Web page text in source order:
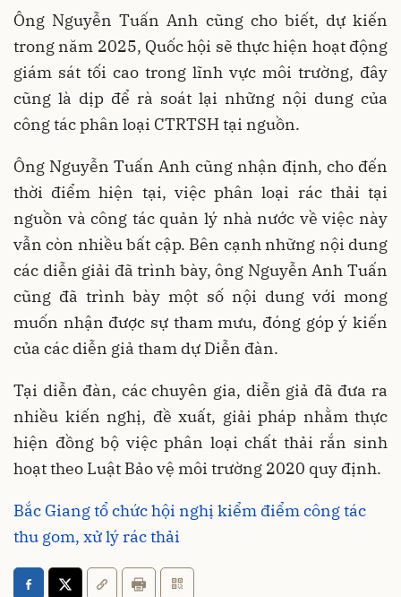
Ông Nguyễn Tuấn Anh cũng cho biết, dự kiến
trong năm 2025, Quốc hội sẽ thực hiện hoạt động
giám sát tối cao trong lĩnh vực môi trường, đây
cũng là dịp để rà soát lại những nội dung của
công tác phân loại CTRTSH tại nguồn.
Ông Nguyễn Tuấn Anh cũng nhận định, cho đến
thời điểm hiện tại, việc phân loại rác thải tại
nguồn và công tác quản lý nhà nước về việc này
vẫn còn nhiều bất cập. Bên cạnh những nội dung
các diễn giải đã trình bày, ông Nguyễn Anh Tuấn
cũng đã trình bày một số nội dung với mong
muốn nhận được sự tham mưu, đóng góp ý kiến
của các diễn giả tham dự Diễn đàn.
Tại diễn đàn, các chuyên gia, diễn giả đã đưa ra
nhiều kiến nghị, đề xuất, giải pháp nhằm thực
hiện đồng bộ việc phân loại chất thải rắn sinh
hoạt theo Luật Bảo vệ môi trường 2020 quy định.
Bắc Giang tổ chức hội nghị kiểm điểm công tác
thu gom, xử lý rác thải